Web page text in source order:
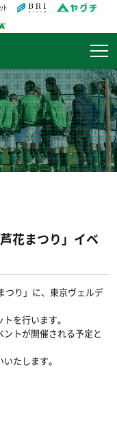
花まつり」イベ
つり」に、東京ヴェルデ
を行います。
トが開催される予定と
たします。